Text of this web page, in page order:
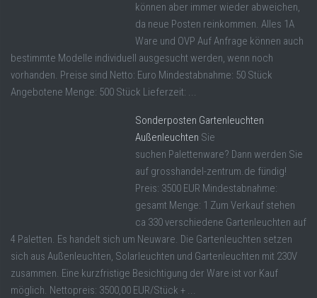
können aber immer wieder abweichen,
da neue Posten reinkommen. Alles 1A
Ware und OVP Auf Anfrage können auch
bestimmte Modelle individuell ausgesucht werden, wenn noch
vorhanden. Preise sind Netto: Euro Mindestabnahme: 50 Stück
Angebotene Menge: 500 Stück Lieferzeit: ...
Sonderposten Gartenleuchten
Außenleuchten Sie
suchen Palettenware? Dann werden Sie
auf grosshandel-zentrum.de fündig!
Preis: 3500 EUR Mindestabnahme:
gesamt Menge: 1 Zum Verkauf stehen
ca 330 verschiedene Gartenleuchten auf
4 Paletten. Es handelt sich um Neuware. Die Gartenleuchten setzen
sich aus Außenleuchten, Solarleuchten und Gartenleuchten mit 230V
zusammen. Eine kurzfristige Besichtigung der Ware ist vor Kauf
möglich. Nettopreis: 3500,00 EUR/Stück + ...